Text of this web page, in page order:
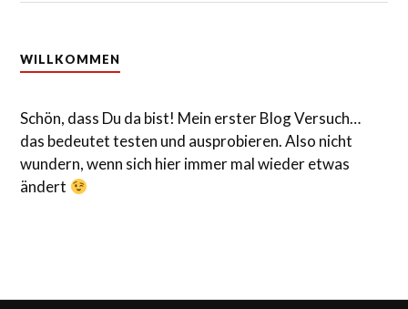
WILLKOMMEN
Schön, dass Du da bist! Mein erster Blog Versuch…
das bedeutet testen und ausprobieren. Also nicht
wundern, wenn sich hier immer mal wieder etwas
ändert